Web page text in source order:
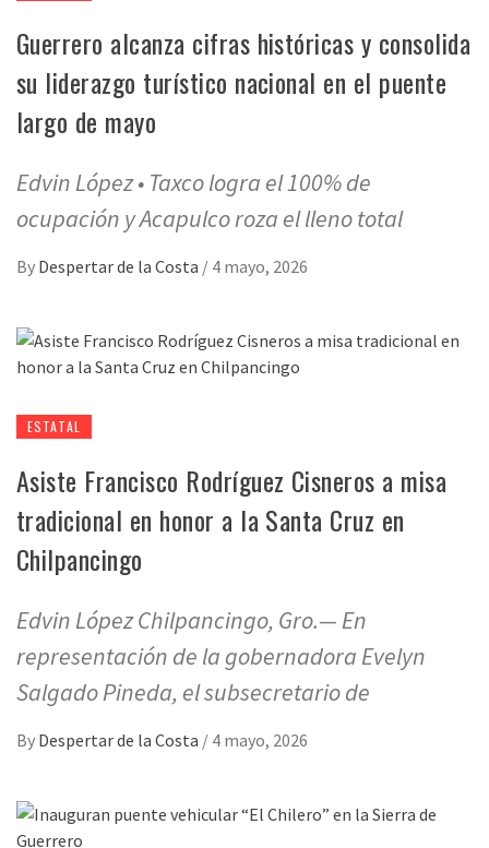
Guerrero alcanza cifras históricas y consolida
su liderazgo turístico nacional en el puente
largo de mayo
Edvin López • Taxco logra el 100% de
ocupación y Acapulco roza el lleno total
By Despertar de la Costa / 4 mayo, 2026
ESTATAL
Asiste Francisco Rodríguez Cisneros a misa
tradicional en honor a la Santa Cruz en
Chilpancingo
Edvin López Chilpancingo, Gro.— En
representación de la gobernadora Evelyn
Salgado Pineda, el subsecretario de
By Despertar de la Costa / 4 mayo, 2026